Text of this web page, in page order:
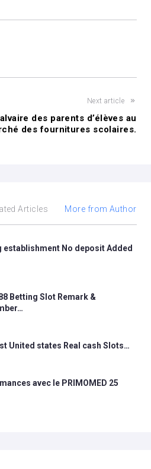
Next article
des parents d’élèves au
des fournitures scolaires.
Articles More from Author
establishment No deposit Added
Betting Slot Remark &
United states Real cash Slots…
avec le PRIMOMED 25